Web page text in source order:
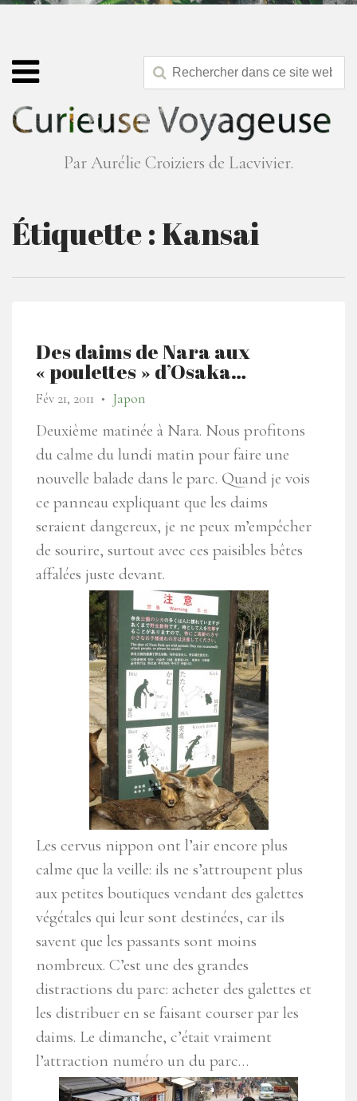
Par Aurélie Croiziers de Lacvivier.
Étiquette :Kansai
Des daims de Nara aux
« poulettes » d’Osaka…
Fév 21, 2011 ● Japon
Deuxième matinée à Nara. Nous profitons
du calme du lundi matin pour faire une
nouvelle balade dans le parc. Quand je vois
ce panneau expliquant que les daims
seraient dangereux, je ne peux m’empêcher
de sourire, surtout avec ces paisibles bêtes
affalées juste devant.
Les cervus nippon ont l’air encore plus
calme que la veille: ils ne s’attroupent plus
aux petites boutiques vendant des galettes
végétales qui leur sont destinées, car ils
savent que les passants sont moins
nombreux. C’est une des grandes
distractions du parc: acheter des galettes et
les distribuer en se faisant courser par les
daims. Le dimanche, c’était vraiment
l’attraction numéro un du parc…